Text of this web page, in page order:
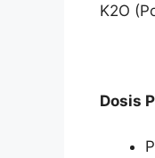
K2O
Dosis